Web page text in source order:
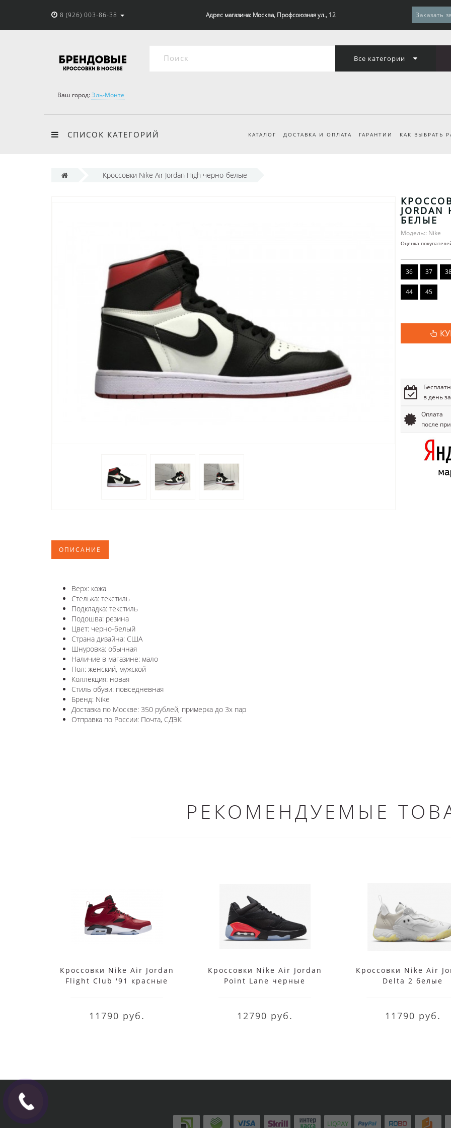
8 (926) 003-86-38 Адрес магазина: Москва, Профсоюзная ул., 12 Заказать
Все категории
Ваш город:Эль-Монте
СПИСОК КАТЕГОРИЙ КАТАЛОГ ДОСТАВКА И ОПЛАТА ГАРАНТИИ КАК ВЫБРАТЬ
Кроссовки Nike Air Jordan High черно-белые
БЕЛЫЕ
Модель:: Nike
Оценка
36 37
44 45
в день
Оплата
после
ОПИСАНИЕ
Верх: кожа
Стелька: текстиль
Подкладка: текстиль
Подошва: резина
Цвет: черно-белый
Страна дизайна: США
Шнуровка: обычная
Наличие в магазине: мало
Пол: женский, мужской
Коллекция: новая
Стиль обуви: повседневная
Бренд: Nike
Доставка по Москве: 350 рублей, примерка до 3х пар
Отправка по России: Почта, СДЭК
РЕКОМЕНДУЕМЫЕ
Кроссовки Nike Air Jordan
Flight Club '91 красные
11790 руб.
Кроссовки Nike Air Jordan
Point Lane черные
12790 руб.
Кроссовки Nike Air
Delta 2 белые
11790 руб.